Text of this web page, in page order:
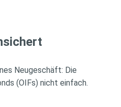
Neugeschäft: Die
(OIFs) nicht einfach.